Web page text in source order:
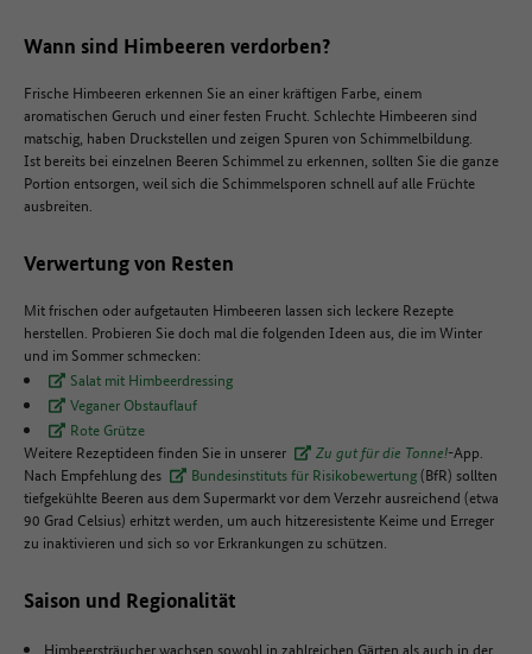
Wann sind Himbeeren verdorben?
Frische Himbeeren erkennen Sie an einer kräftigen Farbe, einem
aromatischen Geruch und einer festen Frucht. Schlechte Himbeeren sind
matschig, haben Druckstellen und zeigen Spuren von Schimmelbildung.
Ist bereits bei einzelnen Beeren Schimmel zu erkennen, sollten Sie die ganze
Portion entsorgen, weil sich die Schimmelsporen schnell auf alle Früchte
ausbreiten.
Verwertung von Resten
Mit frischen oder aufgetauten Himbeeren lassen sich leckere Rezepte
herstellen. Probieren Sie doch mal die folgenden Ideen aus, die im Winter
und im Sommer schmecken:
Salat mit Himbeerdressing
Veganer Obstauflauf
Rote Grütze
Weitere Rezeptideen finden Sie in unserer
Zu gut für die Tonne!-App.
Nach Empfehlung des
Bundesinstituts für Risikobewertung(BfR) sollten
tiefgekühlte Beeren aus dem Supermarkt vor dem Verzehr ausreichend (etwa
90 Grad Celsius) erhitzt werden, um auch hitzeresistente Keime und Erreger
zu inaktivieren und sich so vor Erkrankungen zu schützen.
Saison und Regionalität
Himbeersträucher wachsen sowohl in zahlreichen Gärten als auch in der